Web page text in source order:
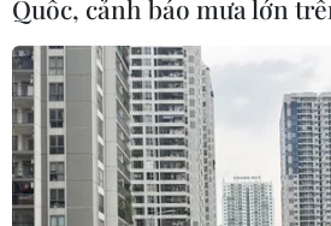
#COVID-19 #Đông Nam Á
#vắcxin ngừa COVID-19
#CoviVac
Quốc, cảnh báo mưa lớn